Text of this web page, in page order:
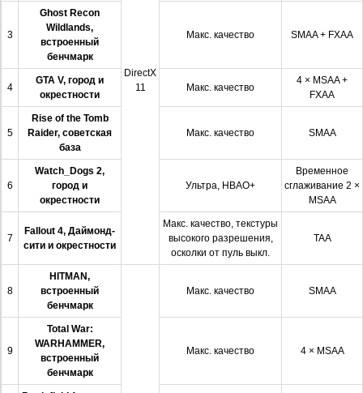
DirectX
11
3
Ghost Recon
Wildlands,
встроенный
бенчмарк
Макс. качество SMAA + FXAA
4
GTA V, город и
окрестности
Макс. качество
4 × MSAA +
FXAA
5
Rise of the Tomb
Raider, советская
база
Макс. качество SMAA
6
Watch_Dogs 2,
город и
окрестности
Ультра, HBAO+
Временное
сглаживание 2 ×
MSAA
7
Fallout 4, Даймонд-
сити и окрестности
Макс. качество, текстуры
высокого разрешения,
осколки от пуль выкл.
TAA
8
HITMAN,
встроенный
бенчмарк
Макс. качество SMAA
9
Total War:
WARHAMMER,
встроенный
бенчмарк
Макс. качество 4 × MSAA